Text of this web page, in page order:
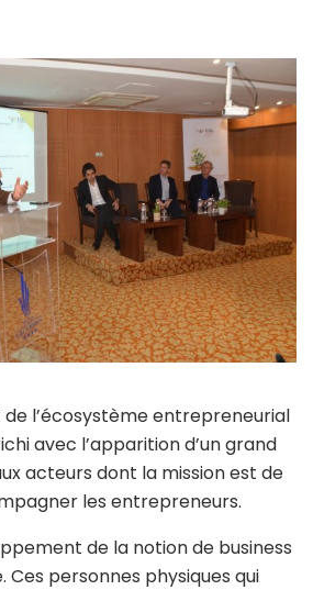
l’écosystème entrepreneurial
avec l’apparition d’un grand
acteurs dont la mission est de
les entrepreneurs.
de la notion de business
Ces personnes physiques qui